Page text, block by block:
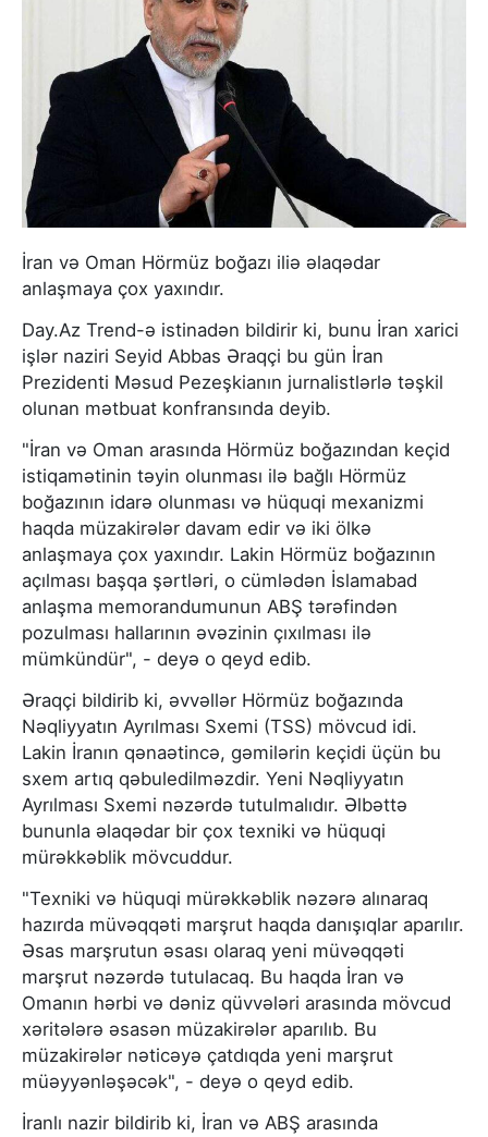
İran və Oman Hörmüz boğazı iliə əlaqədar
anlaşmaya çox yaxındır.
Day.Az Trend-ə istinadən bildirir ki, bunu İran xarici
işlər naziri Seyid Abbas Əraqçi bu gün İran
Prezidenti Məsud Pezeşkianın jurnalistlərlə təşkil
olunan mətbuat konfransında deyib.
"İran və Oman arasında Hörmüz boğazından keçid
istiqamətinin təyin olunması ilə bağlı Hörmüz
boğazının idarə olunması və hüquqi mexanizmi
haqda müzakirələr davam edir və iki ölkə
anlaşmaya çox yaxındır. Lakin Hörmüz boğazının
açılması başqa şərtləri, o cümlədən İslamabad
anlaşma memorandumunun ABŞ tərəfindən
pozulması hallarının əvəzinin çıxılması ilə
mümkündür", - deyə o qeyd edib.
Əraqçi bildirib ki, əvvəllər Hörmüz boğazında
Nəqliyyatın Ayrılması Sxemi (TSS) mövcud idi.
Lakin İranın qənaətincə, gəmilərin keçidi üçün bu
sxem artıq qəbuledilməzdir. Yeni Nəqliyyatın
Ayrılması Sxemi nəzərdə tutulmalıdır. Əlbəttə
bununla əlaqədar bir çox texniki və hüquqi
mürəkkəblik mövcuddur.
"Texniki və hüquqi mürəkkəblik nəzərə alınaraq
hazırda müvəqqəti marşrut haqda danışıqlar aparılır.
Əsas marşrutun əsası olaraq yeni müvəqqəti
marşrut nəzərdə tutulacaq. Bu haqda İran və
Omanın hərbi və dəniz qüvvələri arasında mövcud
xəritələrə əsasən müzakirələr aparılıb. Bu
müzakirələr nəticəyə çatdıqda yeni marşrut
müəyyənləşəcək", - deyə o qeyd edib.
İranlı nazir bildirib ki, İran və ABŞ arasında